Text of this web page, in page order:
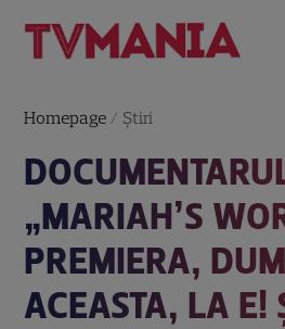
Homepage / Știri
„MARIAH’S
PREMIERA,
ACEASTA, LA E!